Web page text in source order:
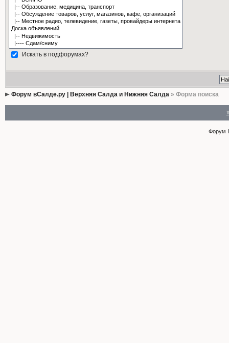
Искать в подфорумах?
Форум вСалде.ру | Верхняя Салда и Нижняя Салда» Форма поиска
Форум